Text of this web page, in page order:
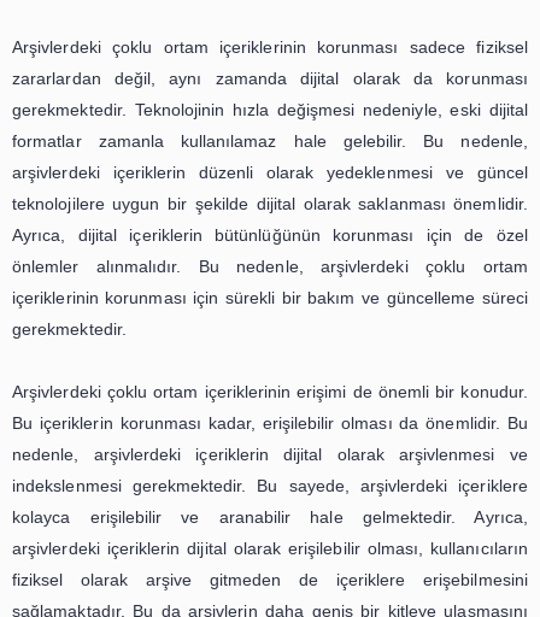
önemli konularından biridir. Bu makalede,
sağlandığına dair bir inceleme yapılacaktır.
Arşivlerdeki çoklu ortam içeriklerinin korunması, uzun
süreçtir. Bu içeriklerin fiziksel olarak zarar görmesini
özel depolama koşullarına ihtiyaç duyulmaktadır.
fotoğrafların ışık, nem ve sıcaklık gibi faktörlere maruz
odaları bulunmaktadır. Ayrıca, fotoğrafların
malzemelerden uzak tutulması ve özel koruyucu
kaplanması da önemlidir. Benzer şekilde, videolar ve ses
da özel depolama koşullarına ihtiyaç duymaktadır. Bu
dijital olarak saklanması, fiziksel zararlardan
sağlamak için önemli bir adımdır.